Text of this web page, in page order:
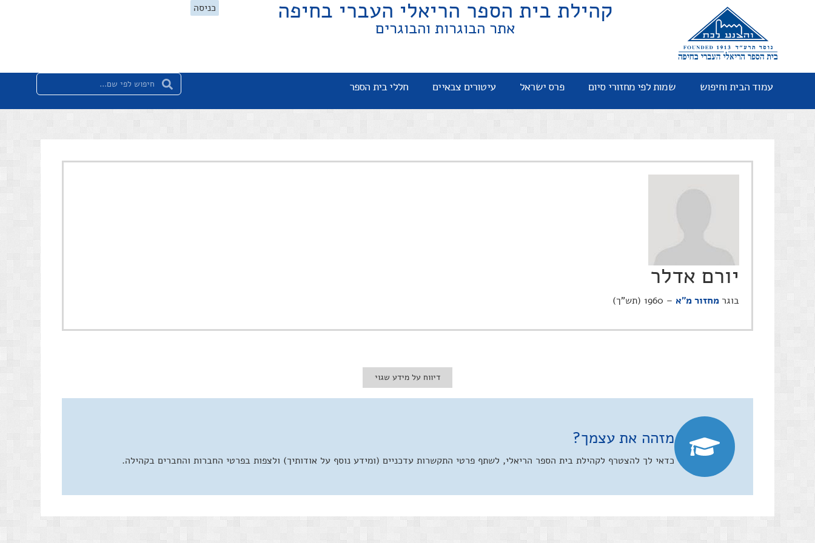
קהילת בית הספר הריאלי העברי בחיפה
אתר הבוגרות והבוגרים
כניסה
עמוד הבית וחיפוש שמות לפי מחזורי סיום פרס ישראל עיטורים צבאיים חללי בית הספר
יורם אדלר
בוגר מחזור מ"א – 1960 (תש"ך)
דיווח על מידע שגוי
מזהה את עצמך?
כדאי לך להצטרף לקהילת בית הספר הריאלי, לשתף פרטי התקשרות עדכניים (ומידע נוסף על אודותיך) ולצפות בפרטי החברות והחברים בקהילה.